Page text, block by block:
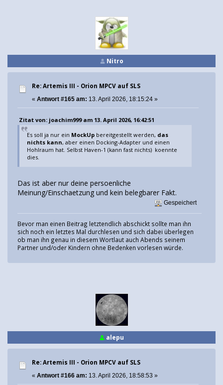
Nitro
Re: Artemis III - Orion MPCV auf SLS
« Antwort #165 am: 13. April 2026, 18:15:24 »
Zitat von: joachim999 am 13. April 2026, 16:42:51
Es soll ja nur ein MockUp bereitgestellt werden, das
nichts kann, aber einen Docking-Adapter und einen
Hohlraum hat. Selbst Haven-1 (kann fast nichts) koennte
dies.
Das ist aber nur deine persoenliche
Meinung/Einschaetzung und kein belegbarer Fakt.
Gespeichert
Bevor man einen Beitrag letztendlich abschickt sollte man ihn
sich noch ein letztes Mal durchlesen und sich dabei überlegen
ob man ihn genau in diesem Wortlaut auch Abends seinem
Partner und/oder Kindern ohne Bedenken vorlesen würde.
alepu
Re: Artemis III - Orion MPCV auf SLS
« Antwort #166 am: 13. April 2026, 18:58:53 »